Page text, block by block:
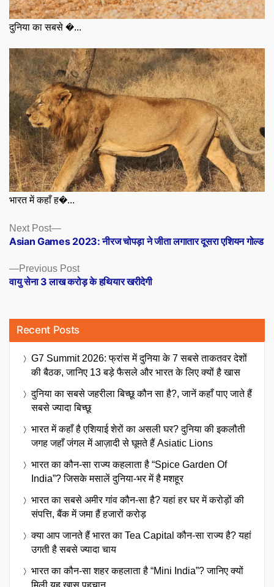
दुनिया का सबसे �...
भारत में कहाँ ह�...
Posts
navigation
Previous PostPrevious
post:
वायु सेना 3 लाख करोड़ के हथियार खरीदेगी
Next Post
Next
post:
Asian Games 2023: नीरज चोपड़ा ने जीता लगातार दूसरा एशियन गोल्ड
Recent Posts
G7 Summit 2026: फ्रांस में दुनिया के 7 सबसे ताकतवर देशों
की बैठक, जानिए 13 बड़े फैसले और भारत के लिए क्यों है खास
दुनिया का सबसे जहरीला बिच्छू कौन सा है?, जानें कहाँ पाए जाते हैं
सबसे ज्यादा बिच्छू
भारत में कहाँ है एशियाई शेरों का असली घर? दुनिया की इकलौती
जगह जहाँ जंगल में आज़ादी से घूमते हैं Asiatic Lions
भारत का कौन-सा राज्य कहलाता है “Spice Garden Of
India”? जिसके मसालें दुनिया-भर में है मशहूर
भारत का सबसे अमीर गांव कौन-सा है? यहां हर घर में करोड़ों की
संपत्ति, बैंक में जमा हैं हजारों करोड़
क्या आप जानते हैं भारत का Tea Capital कौन-सा राज्य है? यहां
उगती है सबसे ज्यादा चाय
भारत का कौन-सा शहर कहलाता है “Mini India”? जानिए क्यों
मिली यह खास पहचान